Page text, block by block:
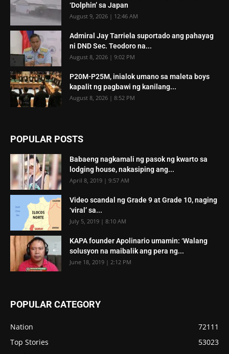
‘Dolphin’ sa Japan
August 9, 2026 | 12:46 AM
Admiral Jay Tarriela suportado ang pahayag
ni DND Sec. Teodoro na...
August 8, 2026 | 9:02 PM
P20M-P25M, inialok umano sa maleta boys
kapalit ng pagbawi ng kanilang...
August 8, 2026 | 8:52 PM
POPULAR POSTS
Babaeng nagkamali ng pasok ng kwarto sa
lodging house, nakasiping ang...
April 8, 2019 | 9:57 AM
Video scandal ng Grade 9 at Grade 10, naging
‘viral’ sa...
July 5, 2019 | 8:10 AM
KAPA founder Apolinario umamin: ‘Walang
solusyon na maibalik ang pera ng...
June 18, 2019 | 2:12 PM
POPULAR CATEGORY
Nation
72111
Top Stories
53023